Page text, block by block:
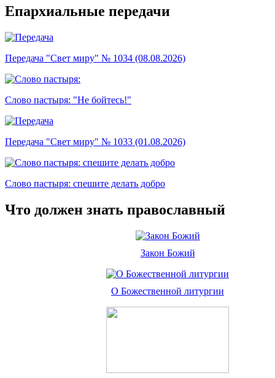
Епархиальные передачи
Передача "Свет миру" № 1034 (08.08.2026)
Слово пастыря: "Не бойтесь!"
Передача "Свет миру" № 1033 (01.08.2026)
Слово пастыря: спешите делать добро
Что должен знать православный
Закон Божий
О Божественной литургии